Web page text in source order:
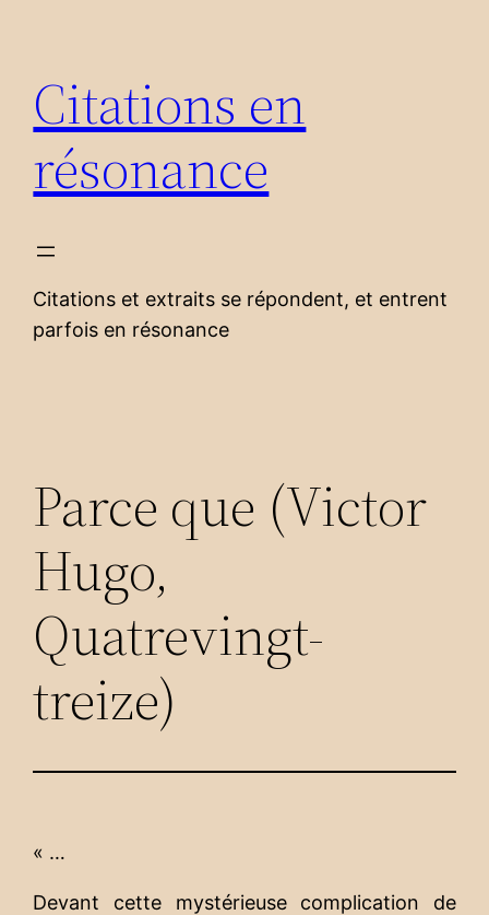
contenu
Citations en
résonance
Citations et extraits se répondent, et entrent
parfois en résonance
Parce que (Victor
Hugo,
Quatrevingt-
treize)
« …
Devant cette mystérieuse complication de